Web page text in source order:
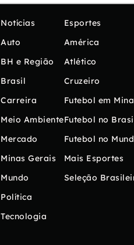
Notícias
Auto
BH e Região
Brasil
Carreira
Meio Ambiente
Mercado
Minas Gerais
Mundo
Política
Tecnologia
Esportes
América
Atlético
Cruzeiro
Futebol em
Futebol no
Futebol no
Mais Esportes
Seleção